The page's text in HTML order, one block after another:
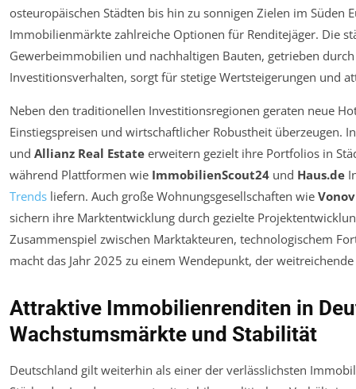
osteuropäischen Städten bis hin zu sonnigen Zielen im Süden
Immobilienmärkte zahlreiche Optionen für Renditejäger. Die
Gewerbeimmobilien und nachhaltigen Bauten, getrieben
Investitionsverhalten, sorgt für stetige Wertsteigerungen und
Neben den traditionellen Investitionsregionen geraten neue
Einstiegspreisen und wirtschaftlicher Robustheit überzeugen.
und Allianz Real Estate erweitern gezielt ihre Portfolios in
während Plattformen wie ImmobilienScout24 und Haus.de
Trends liefern. Auch große Wohnungsgesellschaften wie
sichern ihre Marktentwicklung durch gezielte
Zusammenspiel zwischen Marktakteuren, technologischem
macht das Jahr 2025 zu einem Wendepunkt, der
Attraktive Immobilienrenditen in
Wachstumsmärkte und Stabilität
Deutschland gilt weiterhin als einer der verlässlichsten